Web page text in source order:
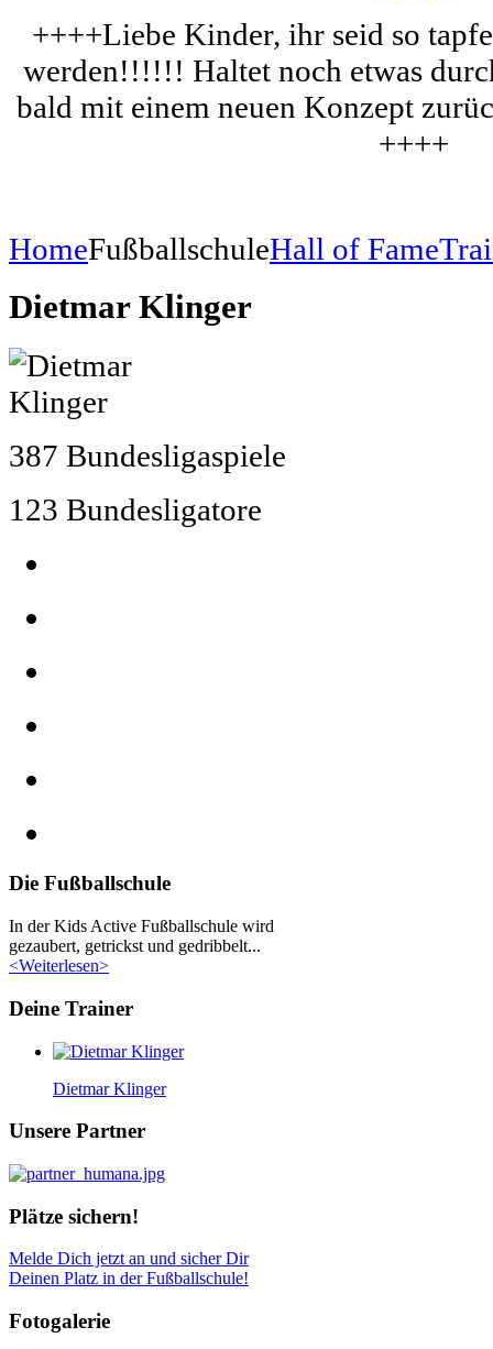
++++Liebe Kinder, ihr seid so
werden!!!!!! Haltet noch etwas
bald mit einem neuen Konzept
++++
HomeFußballschuleHall of Fame
Dietmar Klinger
387 Bundesligaspiele
123 Bundesligatore
Die Fußballschule
In der Kids Active Fußballschule wird
gezaubert, getrickst und gedribbelt...
<Weiterlesen>
Deine Trainer
Dietmar Klinger
Unsere Partner
Plätze sichern!
Melde Dich jetzt an und sicher Dir
Deinen Platz in der Fußballschule!
Fotogalerie